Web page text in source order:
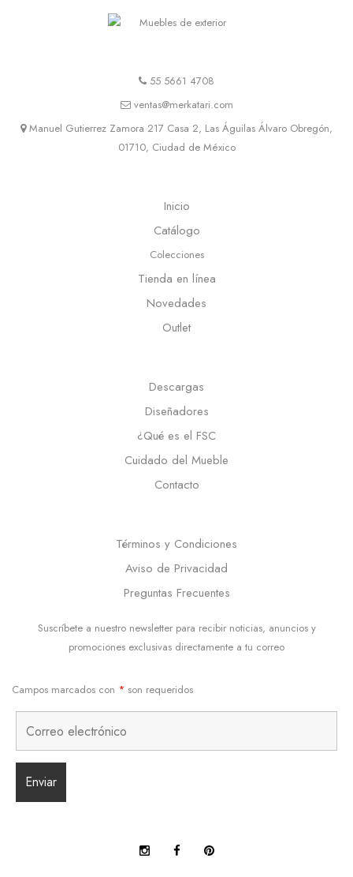
55 5661 4708
ventas@merkatari.com
Manuel Gutierrez Zamora 217 Casa 2, Las Águilas Álvaro Obregón,
01710, Ciudad de México
Inicio
Catálogo
Colecciones
Tienda en línea
Novedades
Outlet
Descargas
Diseñadores
¿Qué es el FSC
Cuidado del Mueble
Contacto
Términos y Condiciones
Aviso de Privacidad
Preguntas Frecuentes
Suscríbete a nuestro newsletter para recibir noticias, anuncios y
promociones exclusivas directamente a tu correo
Campos marcados con * son requeridos